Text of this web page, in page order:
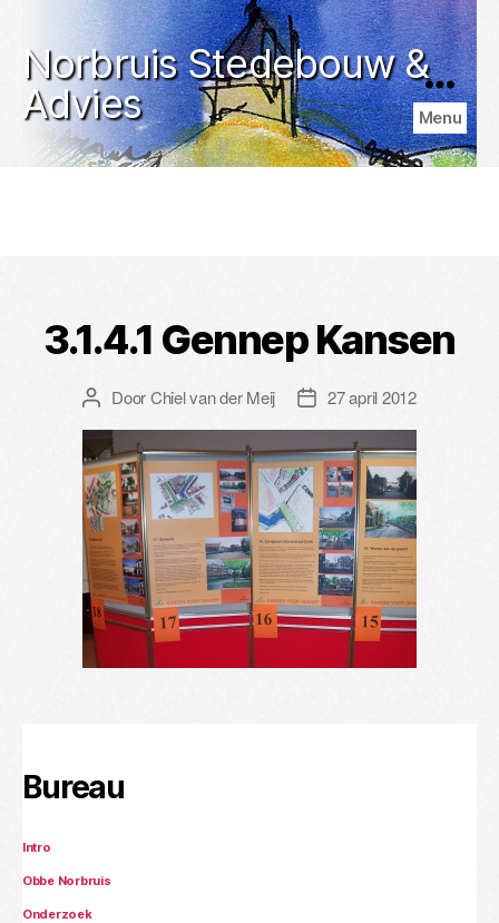
Norbruis Stedebouw &
Advies
Menu
3.1.4.1 Gennep Kansen
Berichtauteur
DoorChiel van der Meij Berichtdatum
27 april 2012
Bureau
Intro
Obbe Norbruis
Onderzoek